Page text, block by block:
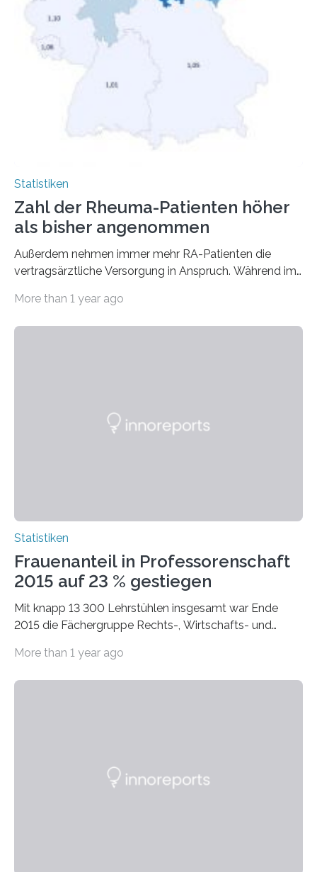
Statistiken
Zahl der Rheuma-Patienten höher
als bisher angenommen
Außerdem nehmen immer mehr RA-Patienten die
vertragsärztliche Versorgung in Anspruch. Während im
More than 1 year ago
Statistiken
Frauenanteil in Professorenschaft
2015 auf 23 % gestiegen
Mit knapp 13 300 Lehrstühlen insgesamt war Ende
2015 die Fächergruppe Rechts-, Wirtschafts- und
bei…
More than 1 year ago